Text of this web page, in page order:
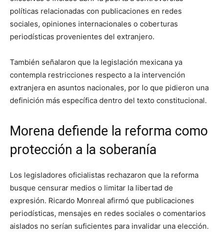
políticas relacionadas con publicaciones en redes
sociales, opiniones internacionales o coberturas
periodísticas provenientes del extranjero.
También señalaron que la legislación mexicana ya
contempla restricciones respecto a la intervención
extranjera en asuntos nacionales, por lo que pidieron una
definición más específica dentro del texto constitucional.
Morena defiende la reforma como
protección a la soberanía
Los legisladores oficialistas rechazaron que la reforma
busque censurar medios o limitar la libertad de
expresión. Ricardo Monreal afirmó que publicaciones
periodísticas, mensajes en redes sociales o comentarios
aislados no serían suficientes para invalidar una elección.